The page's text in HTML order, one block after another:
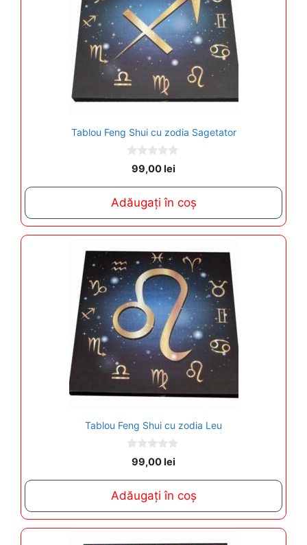
Tablou Feng Shui cu zodia Sagetator
0
o
5
99,00lei
Adăugați în coș
Tablou Feng Shui cu zodia Leu
o
5
99,00lei
Adăugați în coș